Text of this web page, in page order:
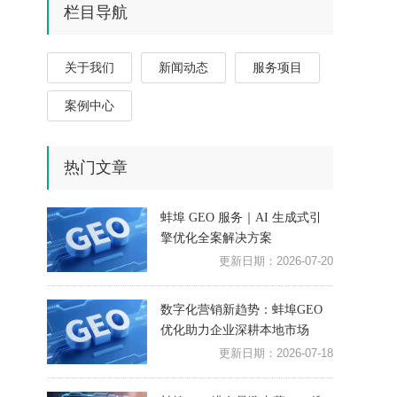
栏目导航
关于我们 新闻动态 服务项目
案例中心
热门文章
蚌埠 GEO 服务｜AI 生成式引
擎优化全案解决方案
更新日期：2026-07-20
数字化营销新趋势：蚌埠GEO
优化助力企业深耕本地市场
更新日期：2026-07-18